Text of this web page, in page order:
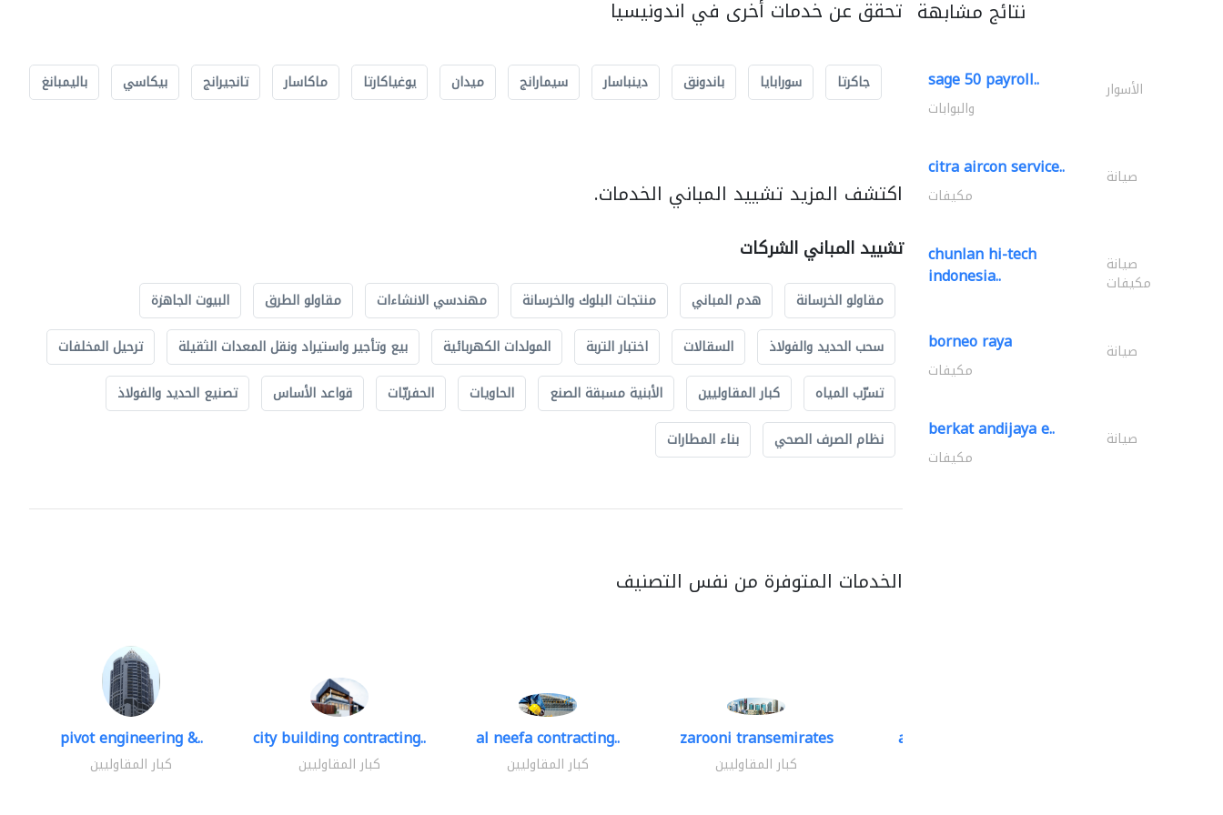
تحقق عن خدمات أخرى في اندونيسيا
جاكرتا سورابايا باندونق دينباسار سيمارانج ميدان يوغياكارتا ماكاسار تانجيرانج بيكاسي باليمبانغ
اكتشف المزيد تشييد المباني الخدمات.
تشييد المباني الشركات
مقاولو الخرسانة هدم المباني منتجات البلوك والخرسانة مهندسي الانشاءات مقاولو الطرق
البيوت الجاهزة
سحب الحديد والفولاذ
السقالات اختبار التربة المولدات الكهربائية بيع وتأجير واستيراد ونقل المعدات الثقيلة
ترحيل المخلفات
تسرّب المياه
كبار المقاوليين الأبنية مسبقة الصنع الحاويات الحفريّات قواعد الأساس
تصنيع الحديد والفولاذ
نظام الصرف الصحي
بناء المطارات
الخدمات المتوفرة من نفس التصنيف
pivot engineering &..
كبار المقاوليين
city building contracting..
كبار المقاوليين
al neefa contracting..
كبار المقاوليين
zarooni transemirates
كبار المقاوليين
accurate bldh cont..
نتائج مشابهة
sage 50 payroll.. الأسوار
والبوابات
citra aircon service.. صيانة
مكيفات
chunlan hi-tech
indonesia.. صيانة
مكيفات
borneo raya صيانة
مكيفات
berkat andijaya e.. صيانة
مكيفات